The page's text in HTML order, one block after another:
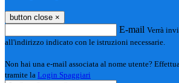
button close ×
E-mail Verrà
all'indirizzo indicato con le istruzioni necessarie.
Non hai una e-mail associata al nome utente?
tramite la Login Spaggiari